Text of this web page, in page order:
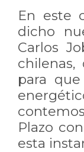
En este
dicho
Carlos
para
Plazo
esta